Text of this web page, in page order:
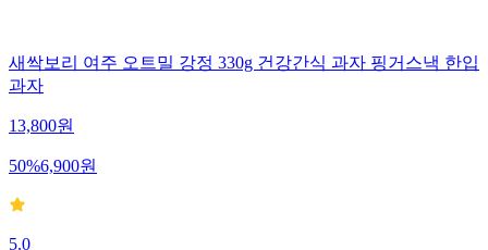
새싹보리 여주 오트밀 강정 330g 건강간식 과자 핑거스낵 한입
과자
13,800원
50%6,900원